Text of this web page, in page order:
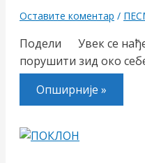
Оставите коментар /
Подели Увек се нађе
порушити зид око
Опширније »